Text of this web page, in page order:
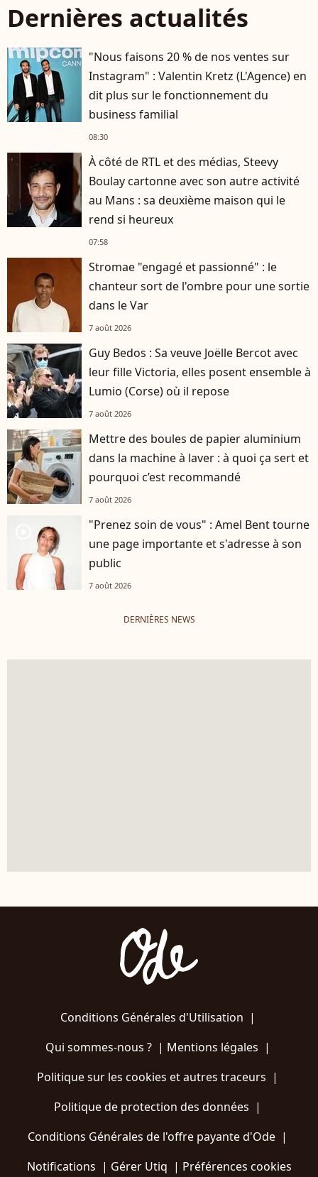
Dernières actualités
"Nous faisons 20 % de nos ventes sur
Instagram" : Valentin Kretz (L'Agence) en
dit plus sur le fonctionnement du
business familial
08:30
À côté de RTL et des médias, Steevy
Boulay cartonne avec son autre activité
au Mans : sa deuxième maison qui le
rend si heureux
07:58
Stromae "engagé et passionné" : le
chanteur sort de l'ombre pour une sortie
dans le Var
7 août 2026
Guy Bedos : Sa veuve Joëlle Bercot avec
leur fille Victoria, elles posent ensemble à
Lumio (Corse) où il repose
7 août 2026
Mettre des boules de papier aluminium
dans la machine à laver : à quoi ça sert et
pourquoi c’est recommandé
7 août 2026
"Prenez soin de vous" : Amel Bent tourne
une page importante et s'adresse à son
public
7 août 2026
DERNIÈRES NEWS
Conditions Générales d'Utilisation |
Qui sommes-nous ?| Mentions légales |
Politique sur les cookies et autres traceurs |
Politique de protection des données |
Conditions Générales de l'offre payante d'Ode |
Notifications | Gérer Utiq | Préférences cookies